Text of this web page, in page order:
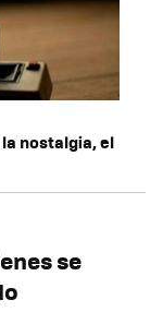
nostalgia, el
se